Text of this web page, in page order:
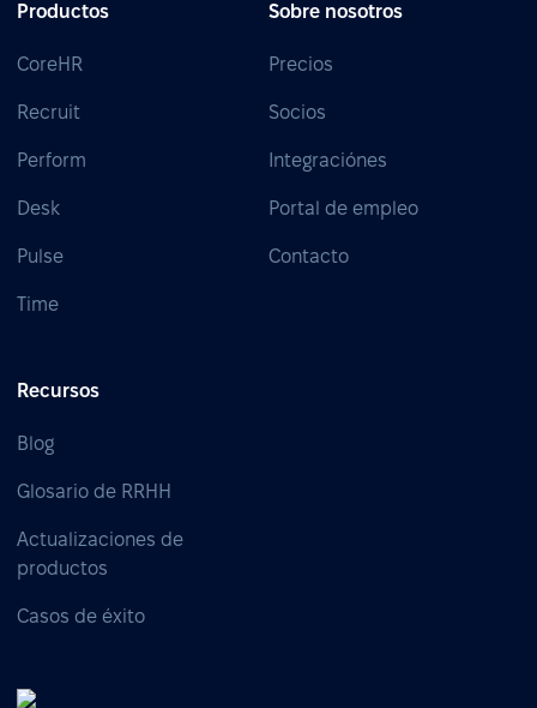
Productos
CoreHR
Recruit
Perform
Desk
Pulse
Time
Sobre nosotros
Precios
Socios
Integraciónes
Portal de empleo
Contacto
Recursos
Blog
Glosario de RRHH
Actualizaciones de
productos
Casos de éxito